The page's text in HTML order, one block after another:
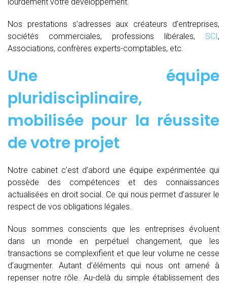
Nos prestations s’adresses aux créateurs d’entreprises,
sociétés commerciales, professions libérales, SCI,
Associations, confrères experts-comptables, etc.
Une équipe
pluridisciplinaire,
mobilisée pour la réussite
de votre projet
Notre cabinet c’est d’abord une équipe expérimentée qui
possède des compétences et des connaissances
actualisées en droit social. Ce qui nous permet d’assurer le
respect de vos obligations légales.
Nous sommes conscients que les entreprises évoluent
dans un monde en perpétuel changement, que les
transactions se complexifient et que leur volume ne cesse
d’augmenter. Autant d’éléments qui nous ont amené à
repenser notre rôle. Au-delà du simple établissement des